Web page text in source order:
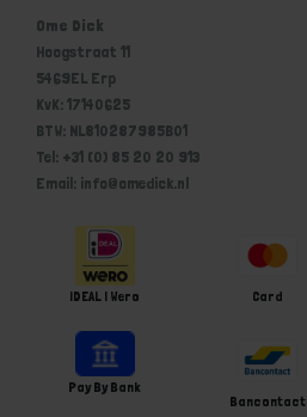
Ome Dick
Hoogstraat 11
5469EL Erp
KvK: 17140625
BTW: NL810287985B01
Tel: +31 (0) 85 20 20 913
Email: info@omedick.nl
iDEAL | Wero Card
Pay By Bank
Bancontact